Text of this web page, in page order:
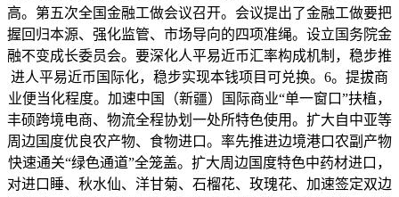
高。第五次全国金融工做会议召开。会议提出了金融工做要把
握回归本源、强化监管、市场导向的四项准绳。设立国务院金
融不变成长委员会。要深化人平易近币汇率构成机制，稳步推
进人平易近币国际化，稳步实现本钱项目可兑换。6。提拔商
业便当化程度。加速中国（新疆）国际商业“单一窗口”扶植，
丰硕跨境电商、物流全程协划一处所特色使用。扩大自中亚等
周边国度优良农产物、食物进口。率先推进边境港口农副产物
快速通关“绿色通道”全笼盖。扩大周边国度特色中药材进口，
对进口睡、秋水仙、洋甘菊、石榴花、玫瑰花、加速签定双边